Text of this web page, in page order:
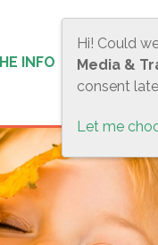
INFO OUDERS
Hi! Could
Media &
consent
Let me